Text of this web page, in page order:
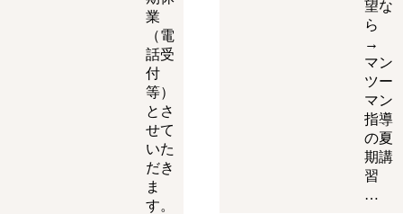
業
（電
話受
付
等）
とさ
せて
いた
だき
ま
す。
望な
ら
→
マン
ツー
マン
指導
の夏
期講
習
…